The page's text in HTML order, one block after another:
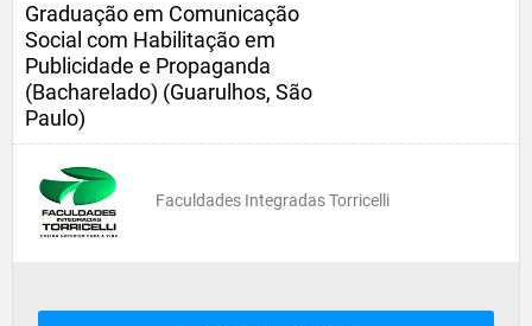
Graduação em Comunicação
Social com Habilitação em
Publicidade e Propaganda
(Bacharelado) (Guarulhos, São
Paulo)
Faculdades Integradas Torricelli